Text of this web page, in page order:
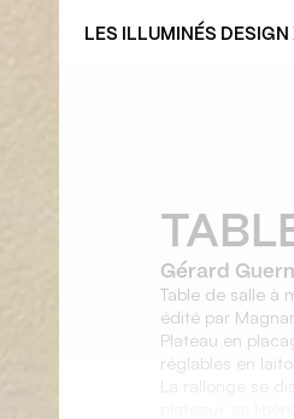
LES ILLUMINÉS DESIGN
Gérard
Table de salle à
édité par
Plateau en
réglables en